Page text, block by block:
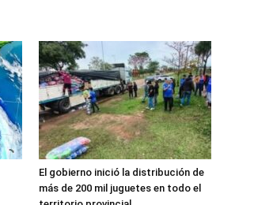
El gobierno inició la distribución de
más de 200 mil juguetes en todo el